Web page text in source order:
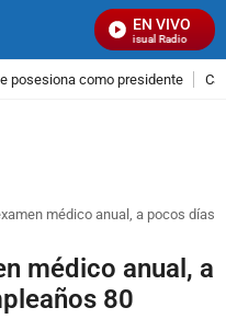
EN VIVO
Señal Visual Radio
posesiona como presidente
médico anual, a pocos días
médico anual, a
80